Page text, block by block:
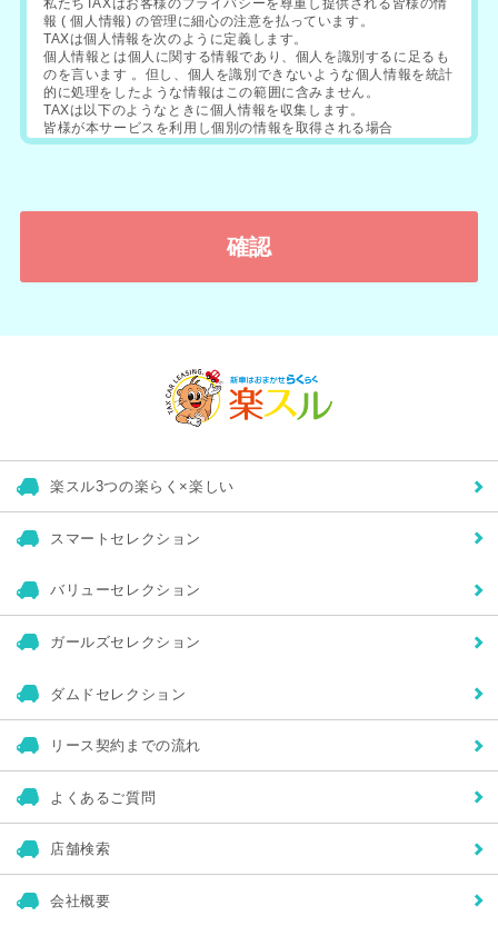
報 ( 個人情報) の管理に細心の注意を払っています。
TAXは個人情報を次のように定義します。
個人情報とは個人に関する情報であり、個人を識別するに足るも
のを言います 。但し、個人を識別できないような個人情報を統計
的に処理をしたような情報はこの範囲に含みません。
TAXは以下のようなときに個人情報を収集します。
皆様が本サービスを利用し個別の情報を取得される場合
皆様にアンケートなどにご回答いただく場合
お問合せに対する情報の提供などサービスを円滑に行うため
本サービスに関するアンケートなど ご意見や利用状況を把握す
TAXは次の場合を除いて事前に皆様の承諾なく個人情報を開示･
は警察に開示する場合
に準ずる権限を持つ機関から皆様の個人情報について開示を求め
TAXの権利や財産を保護する目的で個人情報を開示する必要が生
TAXのサービスを説明する際、またその他の合法的な目的のた
め、統計情報を開示する場合がありますがこの統計情報には、個
〒178-0063 東京都練馬区東大泉2-5-15
楽スル3つの楽らく×楽しい
スマートセレクション
バリューセレクション
ガールズセレクション
ダムドセレクション
リース契約までの流れ
よくあるご質問
店舗検索
会社概要